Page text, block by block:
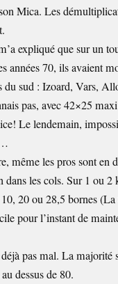
Mica. Les
expliqué que sur un
années 70, ils avaient
du sud : Izoard, Vars,
pas, avec 42×25
Le lendemain,
même les pros sont en
dans les cols. Sur 1 ou 2
20 ou 28,5 bornes
pour l’instant de
déjà pas mal. La majorité
dessus de 80.